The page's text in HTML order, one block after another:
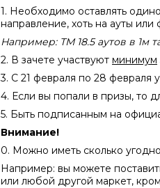
1. Необходимо оставлять
направление, хоть на ауты
Например: ТМ 18.5 аутов в 1м
2. В зачете участвуют минимум
3. С 21 февраля по 28 февраля
4. Если вы попали в призы, то
5. Быть подписанным на
Внимание!
0. Можно иметь сколько
Например: вы можете
или любой другой маркет,